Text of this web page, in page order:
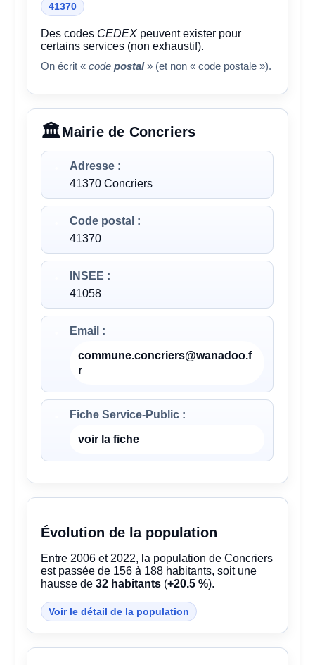
41370
Des codes CEDEX peuvent exister pour
certains services (non exhaustif).
On écrit «codepostal» (et non « code postale »).
Mairie de Concriers
Adresse :
41370 Concriers
Code postal :
41370
INSEE :
41058
Email :
commune.concriers@wanadoo.f
r
Fiche Service-Public :
voir la fiche
Évolution de la population
Entre 2006 et 2022, la population de Concriers
est passée de 156 à 188 habitants, soit une
hausse de32 habitants (+20.5 %).
Voir le détail de la population